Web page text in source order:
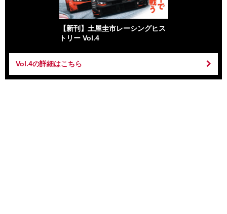
【新刊】土屋圭市レーシングヒス
トリー Vol.4
Vol.4の詳細はこちら